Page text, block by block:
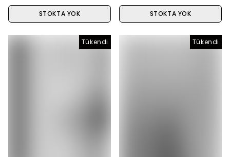
STOKTA YOK STOKTA YOK
Tükendi Tükendi
Tükendi